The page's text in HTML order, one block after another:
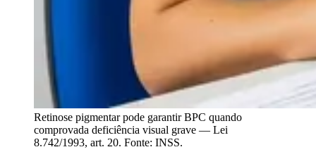
Retinose pigmentar pode garantir BPC quando
comprovada deficiência visual grave — Lei
8.742/1993, art. 20. Fonte: INSS.